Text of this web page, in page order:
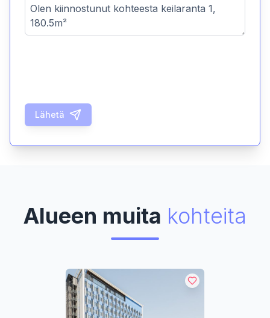
Lähetä
Alueen muita kohteita